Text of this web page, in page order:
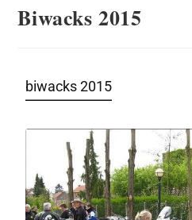
Biwacks 2015
biwacks 2015